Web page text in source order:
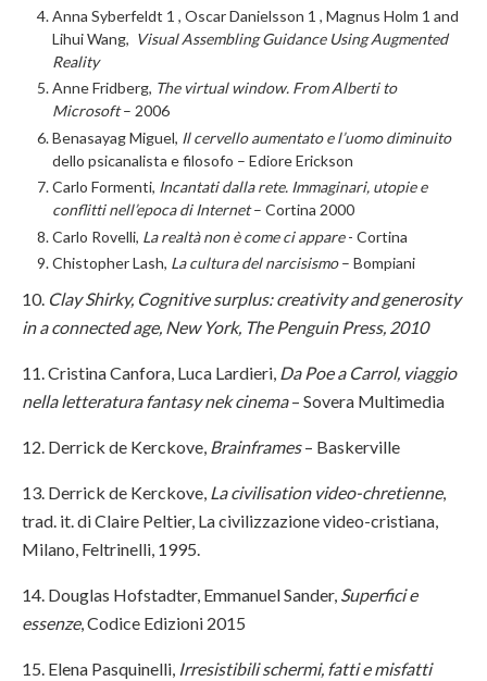
Anna Syberfeldt 1 , Oscar Danielsson 1 , Magnus Holm 1 and
Lihui Wang, Visual Assembling Guidance Using Augmented
Reality
Anne Fridberg, The virtual window. From Alberti to
Microsoft– 2006
BenasayagMiguel, Il cervello aumentato e l’uomo diminuito
dello psicanalista e filosofo – Ediore Erickson
Carlo Formenti, Incantati dalla rete. Immaginari, utopie e
conflitti nell’epoca di Internet– Cortina 2000
Carlo Rovelli, La realtà non è come ci appare- Cortina
Chistopher Lash, La cultura del narcisismo– Bompiani
10. Clay Shirky, Cognitive surplus: creativity and generosity
in a connected age, New York, The Penguin Press, 2010
11. Cristina Canfora, Luca Lardieri, Da Poe a Carrol, viaggio
nella letteratura fantasy nek cinema– Sovera Multimedia
12. Derrick de Kerckove, Brainframes– Baskerville
13. Derrick de Kerckove, La civilisation video-chretienne,
trad. it. di Claire Peltier, La civilizzazione video-cristiana,
Milano, Feltrinelli, 1995.
14. Douglas Hofstadter, Emmanuel Sander, Superfici e
essenze, Codice Edizioni 2015
15. Elena Pasquinelli, Irresistibili schermi, fatti e misfatti